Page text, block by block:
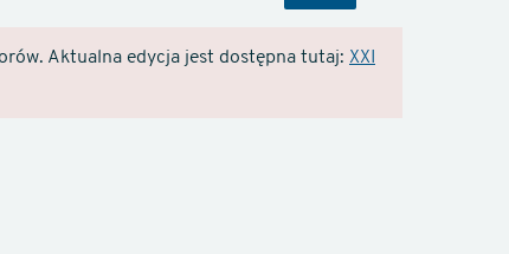
Aktualna edycja jest dostępna tutaj: XXI